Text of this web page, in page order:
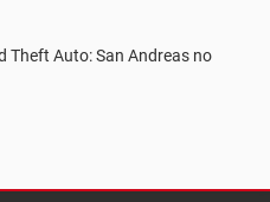
Theft Auto: San Andreas no